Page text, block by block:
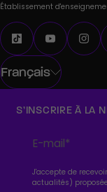
Établissement
Français
S’INSCRIRE À LA
J'accepte de
actualités)